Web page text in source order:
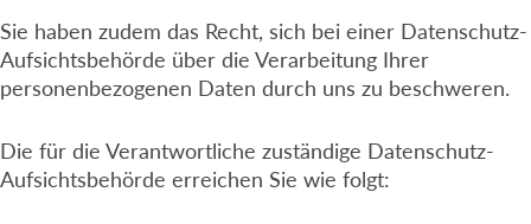
Sie haben zudem das Recht, sich bei einer Datenschutz-
Aufsichtsbehörde über die Verarbeitung Ihrer
personenbezogenen Daten durch uns zu beschweren.
Die für die Verantwortliche zuständige Datenschutz-
Aufsichtsbehörde erreichen Sie wie folgt: